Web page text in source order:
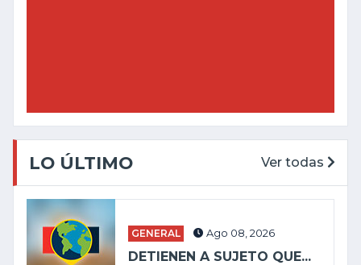
LO ÚLTIMO Ver todas
GENERAL Ago 08, 2026
DETIENEN A SUJETO QUE...